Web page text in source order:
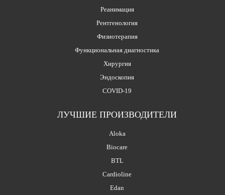
Реанимация
Рентгенология
Физиотерапия
Функциональная диагностика
Хирургия
Эндоскопия
COVID-19
ЛУЧШИЕ ПРОИЗВОДИТЕЛИ
Aloka
Biocare
BTL
Cardioline
Edan